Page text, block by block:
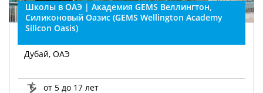
Школы в ОАЭ | Академия GEMS Веллингтон,
Силиконовый Оазис (GEMS Wellington Academy
Silicon Oasis)
Дубай, ОАЭ
от 5 до 17 лет